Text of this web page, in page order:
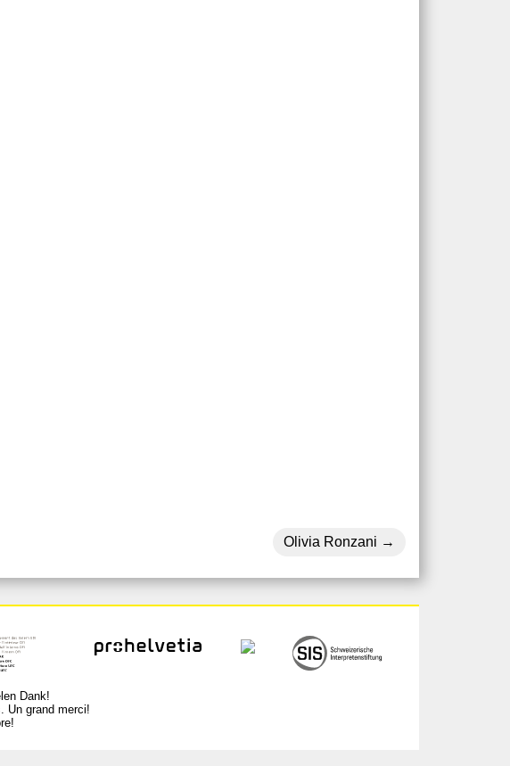
Olivia Ronzani
Dank!
Un grand merci!